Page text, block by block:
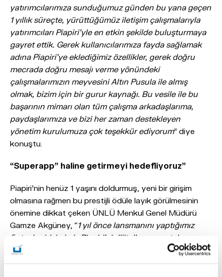
yatırımcılarımıza sunduğumuz günden bu yana geçen
1 yıllık süreçte, yürüttüğümüz iletişim çalışmalarıyla
yatırımcıları Piapiri’yle en etkin şekilde buluşturmaya
gayret ettik. Gerek kullanıcılarımıza fayda sağlamak
adına Piapiri’ye eklediğimiz özellikler, gerek doğru
mecrada doğru mesajı verme yönündeki
çalışmalarımızın meyvesini Altın Pusula ile almış
olmak, bizim için bir gurur kaynağı. Bu vesile ile bu
başarının mimarı olan tüm çalışma arkadaşlarıma,
paydaşlarımıza ve bizi her zaman destekleyen
yönetim kurulumuza çok teşekkür ediyorum” diye
konuştu.
“Superapp” haline getirmeyi hedefliyoruz”
Piapiri’nin henüz 1 yaşını doldurmuş, yeni bir girişim
olmasına rağmen bu prestijli ödüle layık görülmesinin
önemine dikkat çeken ÜNLÜ Menkul Genel Müdürü
Gamze Akgüney, “1 yıl önce lansmanını yaptığımız
fintech girişimimiz Piapiri’yi dijitalleşme ve tabana
yayılma stratejimiz çerçevesinde hayata geçirdik.
Piapiri ile hedefimiz yatırımcılar için kullanımı kolay,